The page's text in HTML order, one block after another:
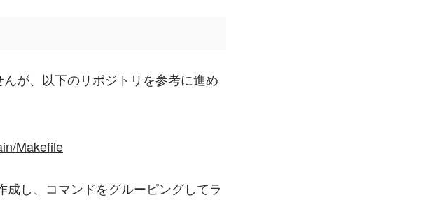
が、以下のリポジトリを参考に進め
Makefile
し、コマンドをグルーピングしてラ